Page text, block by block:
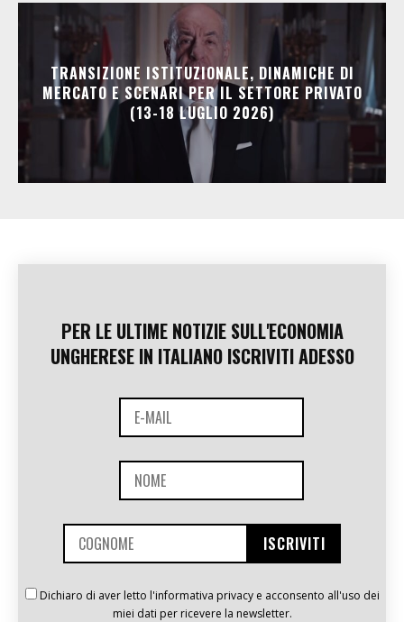
TRANSIZIONE ISTITUZIONALE, DINAMICHE DI
MERCATO E SCENARI PER IL SETTORE PRIVATO
(13-18 LUGLIO 2026)
PER LE ULTIME NOTIZIE SULL'ECONOMIA
UNGHERESE IN ITALIANO ISCRIVITI ADESSO
Dichiaro di aver letto l'informativa privacy e acconsento all'uso dei
miei dati per ricevere la newsletter.